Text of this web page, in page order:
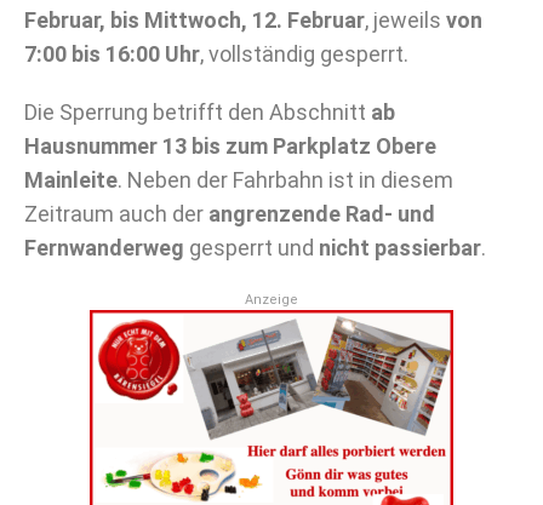
Februar, bis Mittwoch, 12. Februar, jeweils von
7:00 bis 16:00 Uhr, vollständig gesperrt.
Die Sperrung betrifft den Abschnitt ab
Hausnummer 13 bis zum Parkplatz Obere
Mainleite. Neben der Fahrbahn ist in diesem
Zeitraum auch der angrenzende Rad- und
Fernwanderweg gesperrt und nicht passierbar.
Anzeige